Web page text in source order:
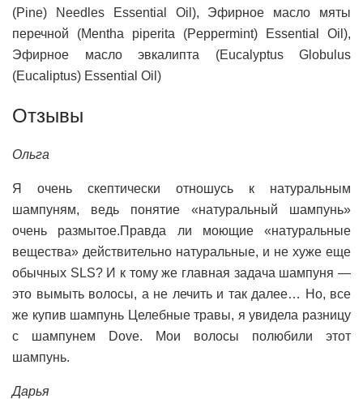
(Pine) Needles Essential Oil), Эфирное масло мяты
перечной (Mentha piperita (Peppermint) Essential Oil),
Эфирное масло эвкалипта (Eucalyptus Globulus
(Eucaliptus) Essential Oil)
Отзывы
Ольга
Я очень скептически отношусь к натуральным
шампуням, ведь понятие «натуральный шампунь»
очень размытое.Правда ли моющие «натуральные
вещества» действительно натуральные, и не хуже еще
обычных SLS? И к тому же главная задача шампуня —
это вымыть волосы, а не лечить и так далее… Но, все
же купив шампунь Целебные травы, я увидела разницу
с шампунем Dove. Мои волосы полюбили этот
шампунь.
Дарья